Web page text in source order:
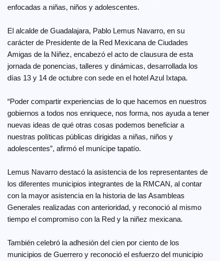
enfocadas a niñas, niños y adolescentes.
El alcalde de Guadalajara, Pablo Lemus Navarro, en su
carácter de Presidente de la Red Mexicana de Ciudades
Amigas de la Niñez, encabezó el acto de clausura de esta
jornada de ponencias, talleres y dinámicas, desarrollada los
días 13 y 14 de octubre con sede en el hotel Azul Ixtapa.
“Poder compartir experiencias de lo que hacemos en nuestros
gobiernos a todos nos enriquece, nos forma, nos ayuda a tener
nuevas ideas de qué otras cosas podemos beneficiar a
nuestras políticas públicas dirigidas a niñas, niños y
adolescentes”, afirmó el munícipe tapatío.
Lemus Navarro destacó la asistencia de los representantes de
los diferentes municipios integrantes de la RMCAN, al contar
con la mayor asistencia en la historia de las Asambleas
Generales realizadas con anterioridad, y reconoció al mismo
tiempo el compromiso con la Red y la niñez mexicana.
También celebró la adhesión del cien por ciento de los
municipios de Guerrero y reconoció el esfuerzo del municipio